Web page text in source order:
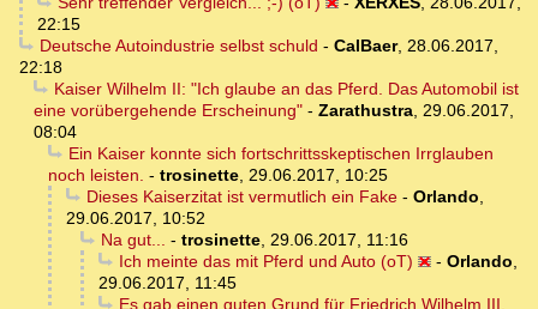
22:15
Deutsche Autoindustrie selbst schuld - CalBaer, 28.06.2017,
22:18
Kaiser Wilhelm II: "Ich glaube an das Pferd. Das Automobil ist
eine vorübergehende Erscheinung" - Zarathustra, 29.06.2017,
08:04
Ein Kaiser konnte sich fortschrittsskeptischen Irrglauben
noch leisten. - trosinette, 29.06.2017, 10:25
Dieses Kaiserzitat ist vermutlich ein Fake- Orlando,
29.06.2017, 10:52
Na gut... - trosinette, 29.06.2017, 11:16
Ich meinte das mit Pferd und Auto (oT)
- Orlando,
29.06.2017, 11:45
Es gab einen guten Grund für Friedrich Wilhelm III,